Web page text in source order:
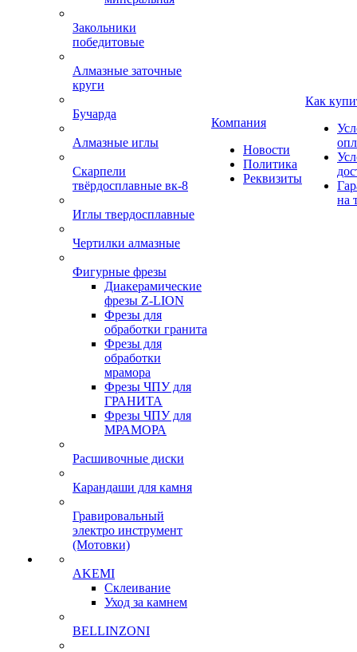
Закольники
победитовые
Алмазные заточные
круги
Бучарда
Алмазные иглы
Скарпели
твёрдосплавные вк-8
Иглы твердосплавные
Чертилки алмазные
Фигурные фрезы
Диакерамические
фрезы Z-LION
Фрезы для
обработки гранита
Фрезы для
обработки
мрамора
Фрезы ЧПУ для
ГРАНИТА
Фрезы ЧПУ для
МРАМОРА
Расшивочные диски
Карандаши для камня
Гравировальный
электро инструмент
(Мотовки)
AKEMI
Склеивание
Уход за камнем
BELLINZONI
Компания
Новости
Политика
Реквизиты
Как
на